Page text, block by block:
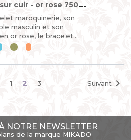
cuir - or rose 750
maroquinerie, son
masculin et son
or rose, le bracelet
démontable et
BleuKakiMandarine
1 2 3 Suivant 
NOTRE NEWSLETTER
de la marque MIKADO